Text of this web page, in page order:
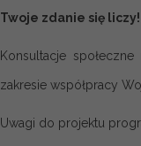
Twoje zdanie się
Konsultacje
zakresie współpracy
Uwagi do projektu